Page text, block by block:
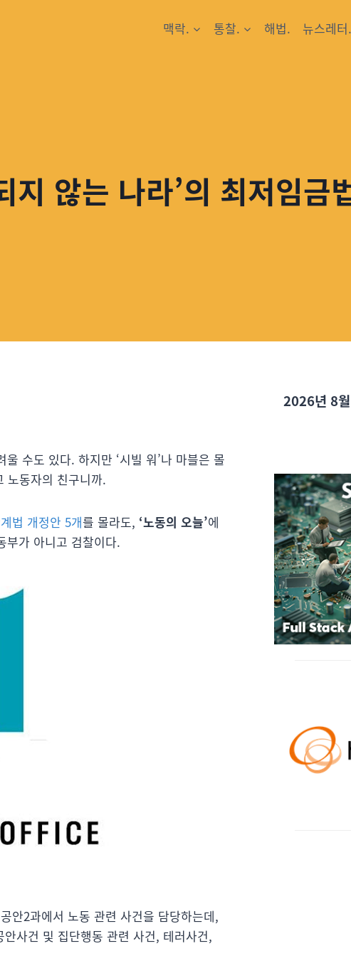
맥락. 통찰. 해법. 뉴스레터.
않는 나라’의 최저임금
수도 있다. 하지만 ‘시빌 워’나 마블은 몰
노동자의 친구니까.
법 개정안 5개를 몰라도, ‘노동의 오늘’에
부가 아니고 검찰이다.
안2과에서 노동 관련 사건을 담당하는데,
사건 및 집단행동 관련 사건, 테러사건,
2026년 8